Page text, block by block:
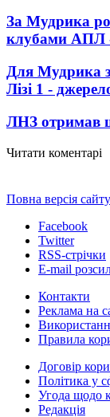
За Мудрика
клубами АПЛ
Для Мудрика
Лізі 1 -
ЛНЗ отримав
Читати коментарі
Повна версія сайту
Facebook
Twitter
RSS-стрічки
E-mail
Контакти
Реклама на
Правила
Договір
Політика у
Угода щодо
Редакція